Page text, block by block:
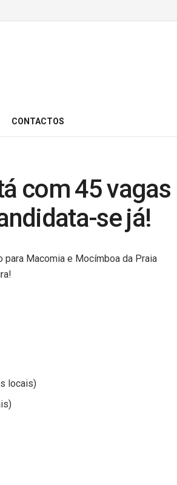
CONTACTOS
com 45 vagas
se já!
para Macomia e Mocímboa da Praia
locais)